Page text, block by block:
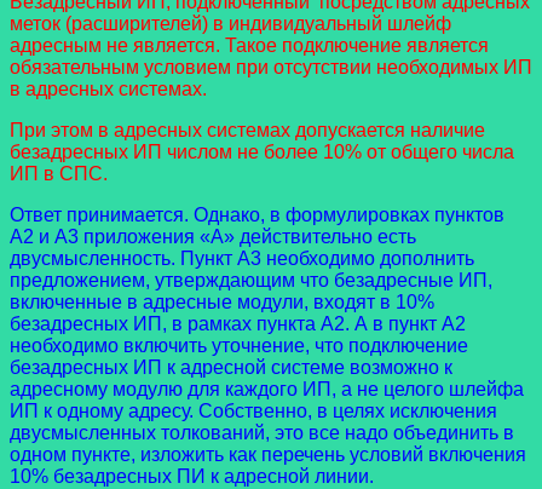
меток (расширителей) в индивидуальный шлейф
адресным не является. Такое подключение является
обязательным условием при отсутствии необходимых ИП
в адресных системах.
При этом в адресных системах допускается наличие
безадресных ИП числом не более 10% от общего числа
ИП в СПС.
Ответ принимается. Однако, в формулировках пунктов
А2 и А3 приложения «А» действительно есть
двусмысленность. Пункт А3 необходимо дополнить
предложением, утверждающим что безадресные ИП,
включенные в адресные модули, входят в 10%
безадресных ИП, в рамках пункта А2. А в пункт А2
необходимо включить уточнение, что подключение
безадресных ИП к адресной системе возможно к
адресному модулю для каждого ИП, а не целого шлейфа
ИП к одному адресу. Собственно, в целях исключения
двусмысленных толкований, это все надо объединить в
одном пункте, изложить как перечень условий включения
10% безадресных ПИ к адресной линии.